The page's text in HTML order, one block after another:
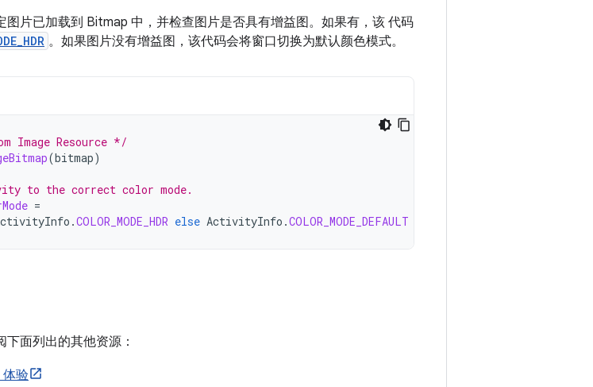
图片已加载到 Bitmap 中，并检查图片是否具有增益图。如果有，该 代码
。如果图片没有增益图，该代码会将窗口切换为默认颜色模式。
Image Resource */
(bitmap)
to the correct color mode.
=
.COLOR_MODE_HDR else ActivityInfo .COLOR_MODE_DEFAULT
面列出的其他资源：
体验